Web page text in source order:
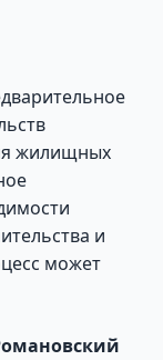
жилищных
и
может